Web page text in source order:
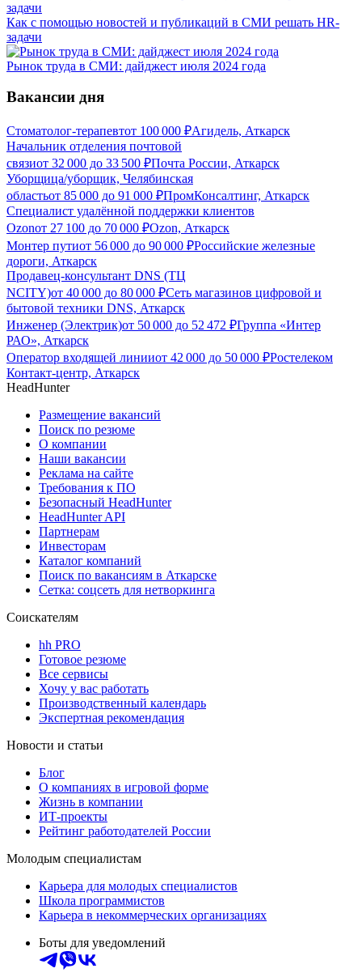
Как с помощью новостей и публикаций в СМИ решать HR-
задачи
Рынок труда в СМИ: дайджест июля 2024 года
Вакансии дня
Стоматолог-терапевтот 100 000 ₽Агидель, Аткарск
Начальник отделения почтовой
связиот 32 000 до 33 500 ₽Почта России, Аткарск
Уборщица/уборщик, Челябинская
областьот 85 000 до 91 000 ₽ПромКонсалтинг, Аткарск
Специалист удалённой поддержки клиентов
Ozonот 27 100 до 70 000 ₽Ozon, Аткарск
Монтер путиот 56 000 до 90 000 ₽Российские железные
дороги, Аткарск
Продавец-консультант DNS (ТЦ
NCITY)от 40 000 до 80 000 ₽Сеть магазинов цифровой и
бытовой техники DNS, Аткарск
Инженер (Электрик)от 50 000 до 52 472 ₽Группа «Интер
РАО», Аткарск
Оператор входящей линииот 42 000 до 50 000 ₽Ростелеком
Контакт-центр, Аткарск
HeadHunter
Размещение вакансий
Поиск по резюме
О компании
Наши вакансии
Реклама на сайте
Требования к ПО
Безопасный HeadHunter
HeadHunter API
Партнерам
Инвесторам
Каталог компаний
Поиск по вакансиям в Аткарске
Сетка: соцсеть для нетворкинга
Соискателям
hh PRO
Готовое резюме
Все сервисы
Хочу у вас работать
Производственный календарь
Экспертная рекомендация
Новости и статьи
Блог
О компаниях в игровой форме
Жизнь в компании
ИТ-проекты
Рейтинг работодателей России
Молодым специалистам
Карьера для молодых специалистов
Школа программистов
Карьера в некоммерческих организациях
Боты для уведомлений